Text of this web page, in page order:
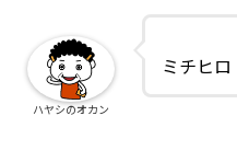
ミチヒロ
ハヤシのオカン